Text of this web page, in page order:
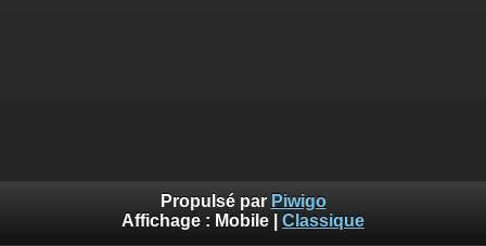
Propulsé par Piwigo
Affichage : Mobile Classique